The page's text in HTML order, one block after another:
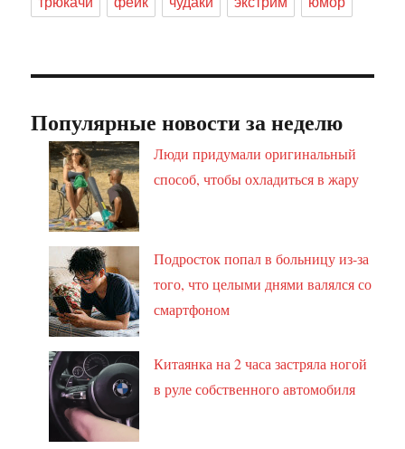
Популярные новости за неделю
Люди придумали оригинальный
способ, чтобы охладиться в жару
Подросток попал в больницу из-за
того, что целыми днями валялся со
смартфоном
Китаянка на 2 часа застряла ногой
в руле собственного автомобиля